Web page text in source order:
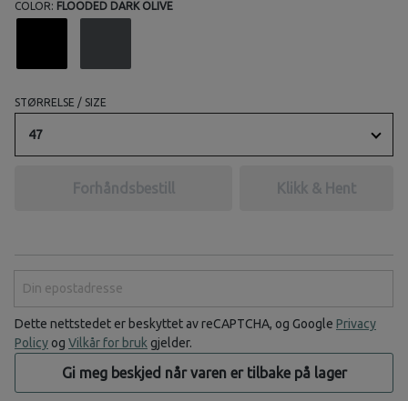
COLOR: FLOODED DARK OLIVE
STØRRELSE / SIZE
47
Forhåndsbestill Klikk & Hent
Dette nettstedet er beskyttet av reCAPTCHA, og Google Privacy
Policy og Vilkår for bruk gjelder.
Gi meg beskjed når varen er tilbake på lager